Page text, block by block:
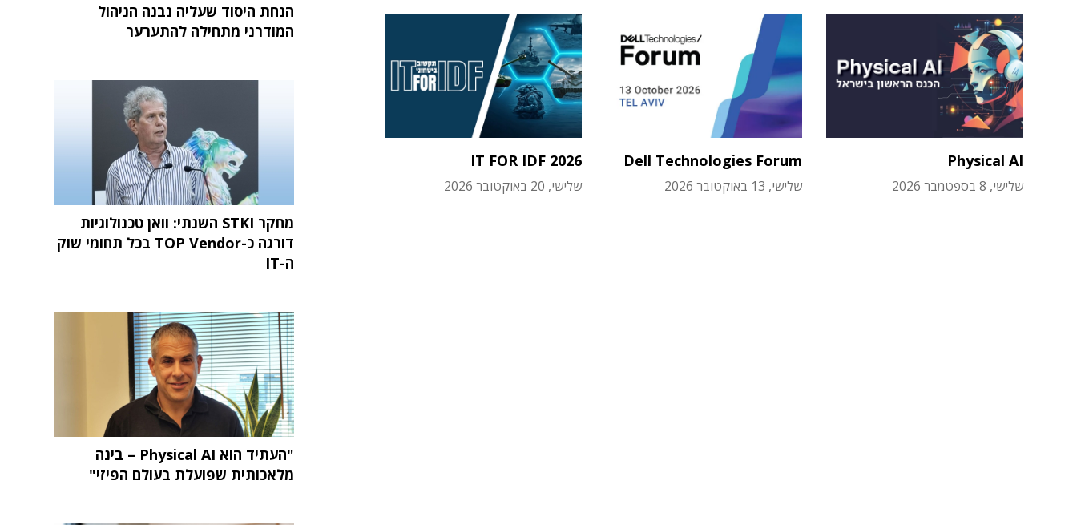
Physical AI
שלישי, 8 בספטמבר 2026
Dell Technologies Forum
שלישי, 13 באוקטובר 2026
IT FOR IDF 2026
שלישי, 20 באוקטובר 2026
הנחת היסוד שעליה נבנה הניהול
המודרני מתחילה להתערער
מחקר STKI השנתי: וואן טכנולוגיות
דורגה כ-TOP Vendor בכל תחומי שוק
ה-IT
"העתיד הוא Physical AI – בינה
מלאכותית שפועלת בעולם הפיזי"